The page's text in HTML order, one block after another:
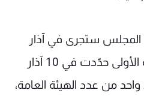
المجلس ستجرى في آذار
المقبل على دورتين، الدورة الأولى حدّدت في 10 آذار
من عدد الهيئة العامة،